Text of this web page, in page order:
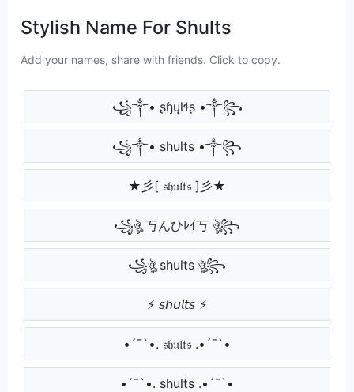
Stylish Name For Shults
Add your names, share with friends. Click to copy.
꧁༒• ʂɧųƖɬʂ •༒꧂
꧁༒• shults •༒꧂
★彡[ 𝔰𝔥𝔲𝔩𝔱𝔰 ]彡★
꧁ঔৣ 丂んひﾚｲ丂 ঔৣ꧂
꧁ঔৣ shults ঔৣ꧂
⚡ 𝘴𝘩𝘶𝘭𝘵𝘴 ⚡
•´¯`•. 𝔰𝔥𝔲𝔩𝔱𝔰 .•´¯`•
•´¯`•. shults .•´¯`•